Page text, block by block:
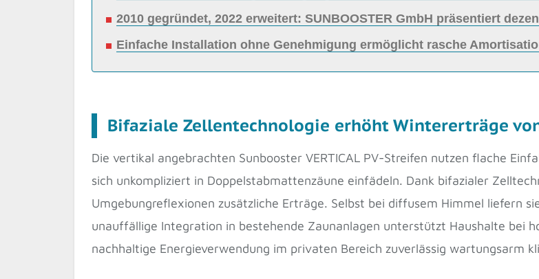
2010 gegründet, 2022 erweitert: SUNBOOSTER GmbH präsentiert
Einfache Installation ohne Genehmigung ermöglicht rasche
Bifaziale Zellentechnologie erhöht Wintererträge
Die vertikal angebrachten Sunbooster VERTICAL PV-Streifen nutzen flache
sich unkompliziert in Doppelstabmattenzäune einfädeln. Dank bifazialer
Umgebungreflexionen zusätzliche Erträge. Selbst bei diffusem Himmel liefern
unauffällige Integration in bestehende Zaunanlagen unterstützt Haushalte bei
nachhaltige Energieverwendung im privaten Bereich zuverlässig wartungsarm